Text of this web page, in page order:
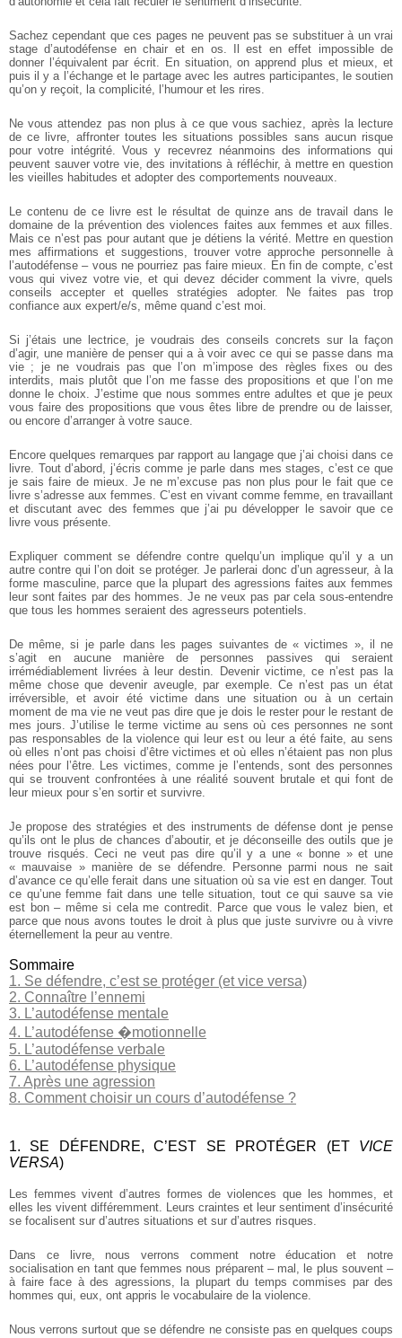
Sachez cependant que ces pages ne peuvent pas se substituer à un vrai
stage d’autodéfense en chair et en os. Il est en effet impossible de
donner l’équivalent par écrit. En situation, on apprend plus et mieux, et
puis il y a l’échange et le partage avec les autres participantes, le soutien
qu’on y reçoit, la complicité, l’humour et les rires.
Ne vous attendez pas non plus à ce que vous sachiez, après la lecture
de ce livre, affronter toutes les situations possibles sans aucun risque
pour votre intégrité. Vous y recevrez néanmoins des informations qui
peuvent sauver votre vie, des invitations à réfléchir, à mettre en question
les vieilles habitudes et adopter des comportements nouveaux.
Le contenu de ce livre est le résultat de quinze ans de travail dans le
domaine de la prévention des violences faites aux femmes et aux filles.
Mais ce n’est pas pour autant que je détiens la vérité. Mettre en question
mes affirmations et suggestions, trouver votre approche personnelle à
l’autodéfense – vous ne pourriez pas faire mieux. En fin de compte, c’est
vous qui vivez votre vie, et qui devez décider comment la vivre, quels
conseils accepter et quelles stratégies adopter. Ne faites pas trop
confiance aux expert/e/s, même quand c’est moi.
Si j’étais une lectrice, je voudrais des conseils concrets sur la façon
d’agir, une manière de penser qui a à voir avec ce qui se passe dans ma
vie ; je ne voudrais pas que l’on m’impose des règles fixes ou des
interdits, mais plutôt que l’on me fasse des propositions et que l’on me
donne le choix. J’estime que nous sommes entre adultes et que je peux
vous faire des propositions que vous êtes libre de prendre ou de laisser,
ou encore d’arranger à votre sauce.
Encore quelques remarques par rapport au langage que j’ai choisi dans ce
livre. Tout d’abord, j’écris comme je parle dans mes stages, c’est ce que
je sais faire de mieux. Je ne m’excuse pas non plus pour le fait que ce
livre s’adresse aux femmes. C’est en vivant comme femme, en travaillant
et discutant avec des femmes que j’ai pu développer le savoir que ce
livre vous présente.
Expliquer comment se défendre contre quelqu’un implique qu’il y a un
autre contre qui l’on doit se protéger. Je parlerai donc d’un agresseur, à la
forme masculine, parce que la plupart des agressions faites aux femmes
leur sont faites par des hommes. Je ne veux pas par cela sous-entendre
que tous les hommes seraient des agresseurs potentiels.
De même, si je parle dans les pages suivantes de « victimes », il ne
s’agit en aucune manière de personnes passives qui seraient
irrémédiablement livrées à leur destin. Devenir victime, ce n’est pas la
même chose que devenir aveugle, par exemple. Ce n’est pas un état
irréversible, et avoir été victime dans une situation ou à un certain
moment de ma vie ne veut pas dire que je dois le rester pour le restant de
mes jours. J’utilise le terme victime au sens où ces personnes ne sont
pas responsables de la violence qui leur est ou leur a été faite, au sens
où elles n’ont pas choisi d’être victimes et où elles n’étaient pas non plus
nées pour l’être. Les victimes, comme je l’entends, sont des personnes
qui se trouvent confrontées à une réalité souvent brutale et qui font de
leur mieux pour s’en sortir et survivre.
Je propose des stratégies et des instruments de défense dont je pense
qu’ils ont le plus de chances d’aboutir, et je déconseille des outils que je
trouve risqués. Ceci ne veut pas dire qu’il y a une « bonne » et une
« mauvaise » manière de se défendre. Personne parmi nous ne sait
d’avance ce qu’elle ferait dans une situation où sa vie est en danger. Tout
ce qu’une femme fait dans une telle situation, tout ce qui sauve sa vie
est bon – même si cela me contredit. Parce que vous le valez bien, et
parce que nous avons toutes le droit à plus que juste survivre ou à vivre
éternellement la peur au ventre.
Sommaire
1. Se défendre, c’est se protéger (et vice versa)
2. Connaître l’ennemi
3. L’autodéfense mentale
4. L’autodéfense �motionnelle
5. L’autodéfense verbale
6. L’autodéfense physique
7. Après une agression
8. Comment choisir un cours d’autodéfense ?
1. SE DÉFENDRE, C’EST SE PROTÉGER (ET VICE
VERSA)
Les femmes vivent d’autres formes de violences que les hommes, et
elles les vivent différemment. Leurs craintes et leur sentiment d’insécurité
se focalisent sur d’autres situations et sur d’autres risques.
Dans ce livre, nous verrons comment notre éducation et notre
socialisation en tant que femmes nous préparent – mal, le plus souvent –
à faire face à des agressions, la plupart du temps commises par des
hommes qui, eux, ont appris le vocabulaire de la violence.
Nous verrons surtout que se défendre ne consiste pas en quelques coups